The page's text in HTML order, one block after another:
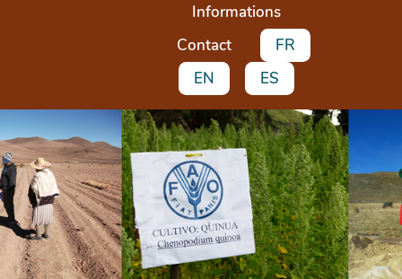
Informations
Contact
FR
EN
ES